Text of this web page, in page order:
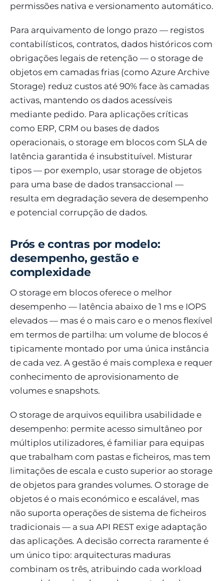
permissões nativa e versionamento automático.
Para arquivamento de longo prazo — registos
contabilísticos, contratos, dados históricos com
obrigações legais de retenção — o storage de
objetos em camadas frias (como Azure Archive
Storage) reduz custos até 90% face às camadas
activas, mantendo os dados acessíveis
mediante pedido. Para aplicações críticas
como ERP, CRM ou bases de dados
operacionais, o storage em blocos com SLA de
latência garantida é insubstituível. Misturar
tipos — por exemplo, usar storage de objetos
para uma base de dados transaccional —
resulta em degradação severa de desempenho
e potencial corrupção de dados.
Prós e contras por modelo:
desempenho, gestão e
complexidade
O storage em blocos oferece o melhor
desempenho — latência abaixo de 1 ms e IOPS
elevados — mas é o mais caro e o menos flexível
em termos de partilha: um volume de blocos é
tipicamente montado por uma única instância
de cada vez. A gestão é mais complexa e requer
conhecimento de aprovisionamento de
volumes e snapshots.
O storage de arquivos equilibra usabilidade e
desempenho: permite acesso simultâneo por
múltiplos utilizadores, é familiar para equipas
que trabalham com pastas e ficheiros, mas tem
limitações de escala e custo superior ao storage
de objetos para grandes volumes. O storage de
objetos é o mais económico e escalável, mas
não suporta operações de sistema de ficheiros
tradicionais — a sua API REST exige adaptação
das aplicações. A decisão correcta raramente é
um único tipo: arquitecturas maduras
combinam os três, atribuindo cada workload